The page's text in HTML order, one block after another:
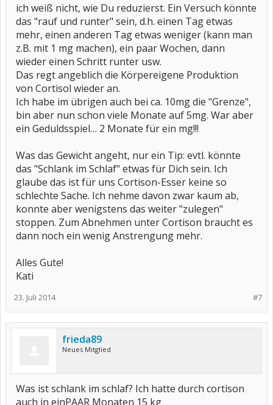
ich weiß nicht, wie Du reduzierst. Ein Versuch könnte
das "rauf und runter" sein, d.h. einen Tag etwas
mehr, einen anderen Tag etwas weniger (kann man
z.B. mit 1 mg machen), ein paar Wochen, dann
wieder einen Schritt runter usw.
Das regt angeblich die Körpereigene Produktion
von Cortisol wieder an.
Ich habe im übrigen auch bei ca. 10mg die "Grenze",
bin aber nun schon viele Monate auf 5mg. War aber
ein Geduldsspiel… 2 Monate für ein mg!!!
Was das Gewicht angeht, nur ein Tip: evtl. könnte
das "Schlank im Schlaf" etwas für Dich sein. Ich
glaube das ist für uns Cortison-Esser keine so
schlechte Sache. Ich nehme davon zwar kaum ab,
konnte aber wenigstens das weiter "zulegen"
stoppen. Zum Abnehmen unter Cortison braucht es
dann noch ein wenig Anstrengung mehr.
Alles Gute!
Kati
#7
23. Juli 2014
frieda89
Neues Mitglied
Was ist schlank im schlaf? Ich hatte durch cortison
auch in einPAAR Monaten 15 kg